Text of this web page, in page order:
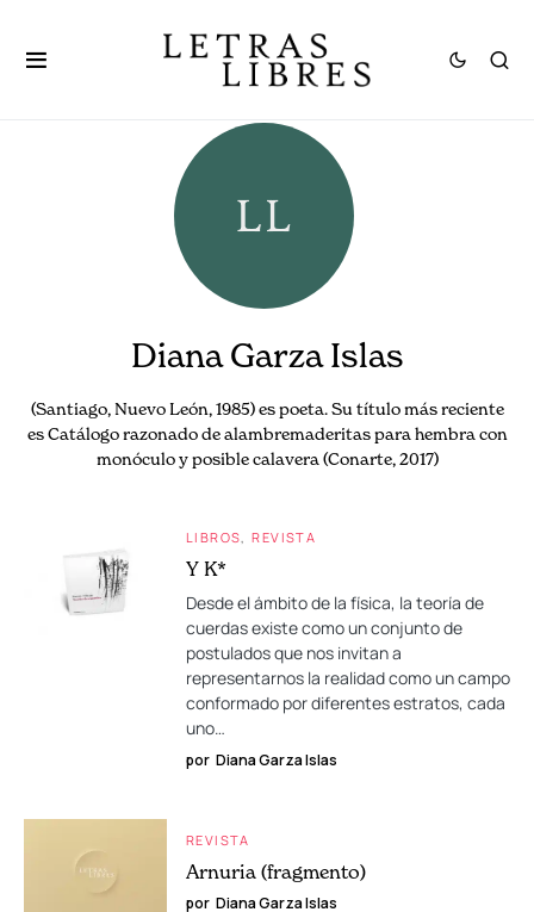
Diana Garza Islas
(Santiago, Nuevo León, 1985) es poeta. Su título más reciente
es Catálogo razonado de alambremaderitas para hembra con
monóculo y posible calavera (Conarte, 2017)
LIBROS REVISTA
Y K*
Desde el ámbito de la física, la teoría de
cuerdas existe como un conjunto de
postulados que nos invitan a
representarnos la realidad como un campo
conformado por diferentes estratos, cada
uno…
por Diana Garza Islas
REVISTA
Arnuria (fragmento)
por Diana Garza Islas